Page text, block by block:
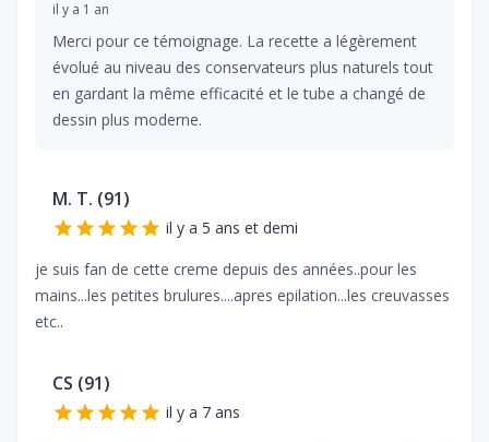
il y a 1 an
Merci pour ce témoignage. La recette a légèrement
évolué au niveau des conservateurs plus naturels tout
en gardant la même efficacité et le tube a changé de
dessin plus moderne.
M. T. (91)
il y a 5 ans et demi
je suis fan de cette creme depuis des années..pour les
mains...les petites brulures....apres epilation...les creuvasses
etc..
CS (91)
il y a 7 ans